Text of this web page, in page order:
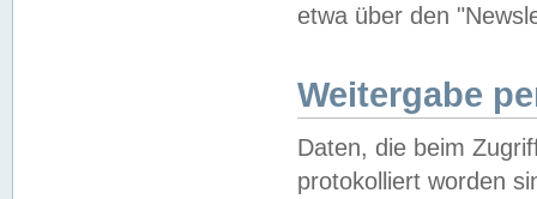
etwa über den
Weitergabe
Daten, die beim
protokolliert worden